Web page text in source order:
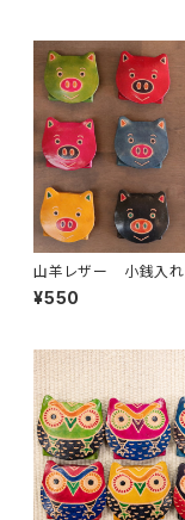
山羊レザー 小銭入れ
¥550